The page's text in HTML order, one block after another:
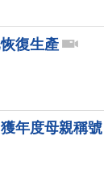
復生產
年度母親稱號